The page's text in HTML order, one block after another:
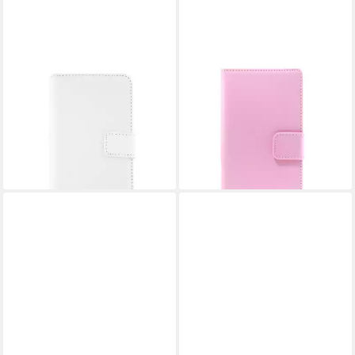
Handytasche Book Case
Handyhülle für Sony Xperia
Z5 Compact Weiß Leder
Schutz (Book Cover)
lieferbar - in 2-3 Werktagen bei dir
Handytasche Book Case
Handyhülle für Sony Xperia
Z3 Rosa Lederhülle Schutz
Case (Book Cover)
lieferbar - in 2-3 Werktagen bei dir